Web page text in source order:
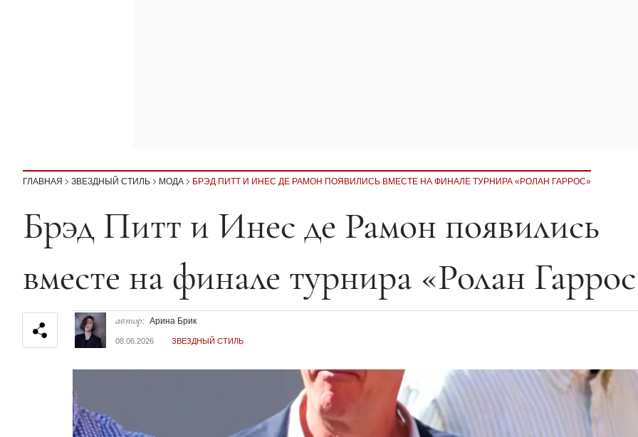
ГЛАВНАЯ ЗВЕЗДНЫЙ СТИЛЬ МОДА БРЭД ПИТТ И ИНЕС ДЕ РАМОН ПОЯВИЛИСЬ ВМЕСТЕ НА ФИНАЛЕ ТУРНИРА «РОЛАН ГАРРОС»
Секция статей
Брэд Питт и Инес де Рамон появились
вместе на финале турнира «Ролан
автор: Арина Брик
08.06.2026 ЗВЕЗДНЫЙ СТИЛЬ